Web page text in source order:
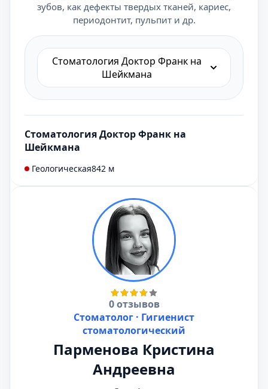
зубов, как дефекты твердых тканей, кариес,
периодонтит, пульпит и др.
Cтоматология Доктор Франк на
Шейкмана
Cтоматология Доктор Франк на
Шейкмана
Геологическая842 м
0 отзывов
Стоматолог · Гигиенист
стоматологический
Парменова Кристина
Андреевна